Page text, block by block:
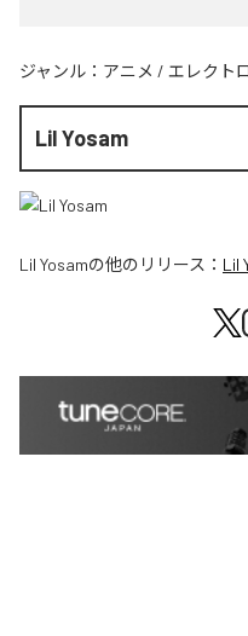
ジャンル： アニメ / エレクト
Lil Yosam
Lil Yosamの他のリリース： Lil